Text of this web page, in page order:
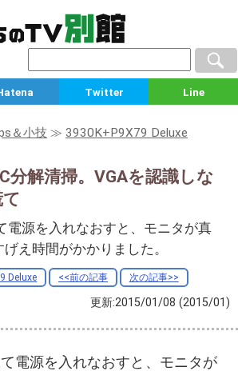
Twitter Line
＆小技 ≫ 3930K+P9X79 Deluxe
分解清掃。VGAを認識しな
電源を入れなおすと、モニタが真
え時間がかかりました。
Deluxe <<前の記事 次の記事>>
更新:2015/01/08 (2015/01)
電源を入れなおすと、モニタが